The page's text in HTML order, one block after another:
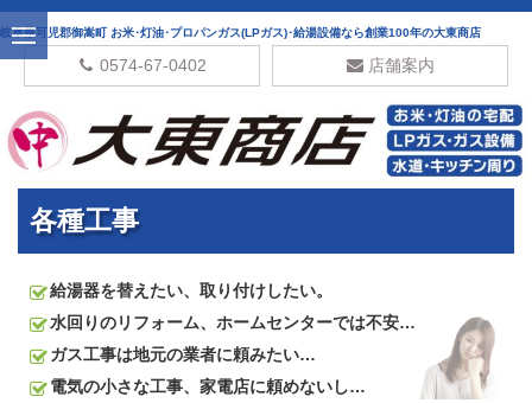
岐阜県可児郡御嵩町 お米･灯油･プロパンガス(LPガス)･給湯設備なら創業100年の大東商店
0574-67-0402 店舗案内
各種工事
給湯器を替えたい、取り付けしたい。
水回りのリフォーム、ホームセンターでは不安…
ガス工事は地元の業者に頼みたい…
電気の小さな工事、家電店に頼めないし…